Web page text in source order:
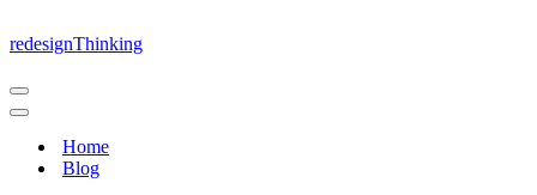
redesignThinking
Navigations-
Menü
Navigations-
Home
Blog